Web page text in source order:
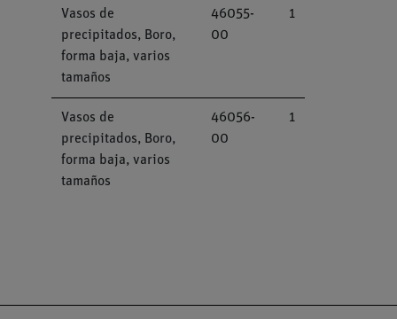
Vasos de
precipitados, Boro,
forma baja, varios
tamaños
46055-
00
1
Vasos de
precipitados, Boro,
forma baja, varios
tamaños
46056-
00
1